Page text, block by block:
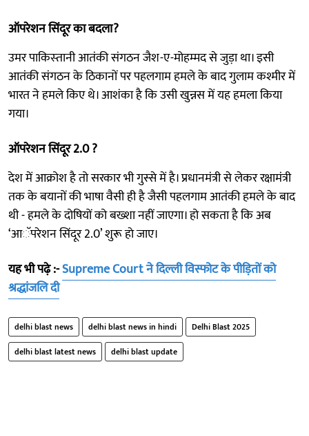
ऑपरेशन सिंदूर का बदला?
उमर पाकिस्‍तानी आतंकी संगठन जैश-ए-मोहम्मद से जुड़ा था। इसी
आतंकी संगठन के ठिकानों पर पहलगाम हमले के बाद गुलाम कश्मीर में
भारत ने हमले किए थे। आशंका है कि उसी खुन्नस में यह हमला किया
गया।
ऑपरेशन सिंदूर 2.0 ?
देश में आक्रोश है तो सरकार भी गुस्से में है। प्रधानमंत्री से लेकर रक्षामंत्री
तक के बयानों की भाषा वैसी ही है जैसी पहलगाम आतंकी हमले के बाद
थी - हमले के दोषियों को बख्‍शा नहीं जाएगा। हो सकता है कि अब
‘आॅपरेशन सिंदूर 2.0’ शुरू हाे जाए।
यह भी पढ़े :-Supreme Court ने दिल्ली विस्फोट के पीड़ितों को
श्रद्धांजलि दी
delhi blast news delhi blast news in hindi
Delhi Blast 2025
delhi blast latest news
delhi blast update